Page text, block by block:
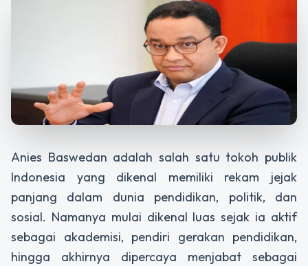
Anies Baswedan adalah salah satu tokoh publik
Indonesia yang dikenal memiliki rekam jejak
panjang dalam dunia pendidikan, politik, dan
sosial. Namanya mulai dikenal luas sejak ia aktif
sebagai akademisi, pendiri gerakan pendidikan,
hingga akhirnya dipercaya menjabat sebagai